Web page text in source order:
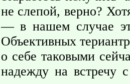
не слепой, верно?
— в нашем случае
Объективных
о себе таковыми
надежду на встречу